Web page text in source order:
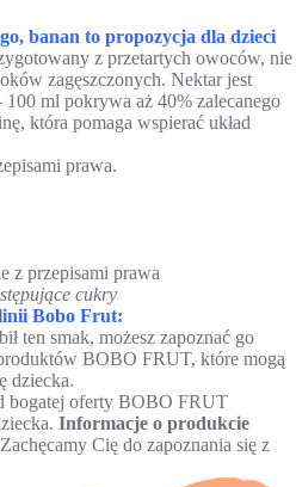
banan to propozycja dla dzieci
z przetartych owoców, nie
zagęszczonych. Nektar jest
ml pokrywa aż 40% zalecanego
która pomaga wspierać układ
prawa.
z przepisami prawa
cukry
Bobo Frut:
ten smak, możesz zapoznać go
BOBO FRUT, które mogą
dziecka.
bogatej oferty BOBO FRUT
Informacje o produkcie
Zachęcamy Cię do zapoznania się z